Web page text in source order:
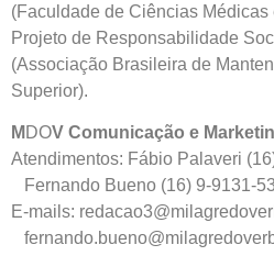
(Faculdade de Ciências
Projeto de Responsabilidade
(Associação Brasileira de
Superior).
M DOV Comunicação e
Atendimentos: Fábio Palaveri
Fernando Bueno (16) 9-9131-
E-mails: